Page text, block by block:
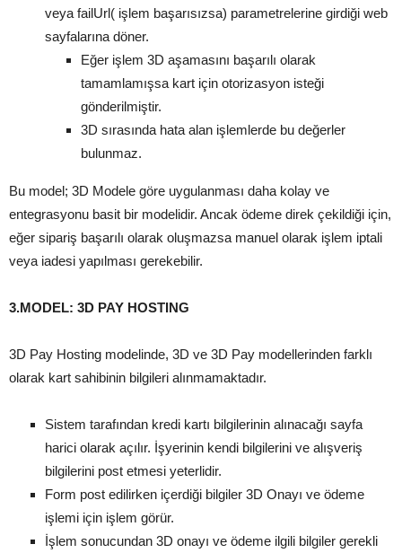
veya failUrl( işlem başarısızsa) parametrelerine girdiği web
sayfalarına döner.
Eğer işlem 3D aşamasını başarılı olarak
tamamlamışsa kart için otorizasyon isteği
gönderilmiştir.
3D sırasında hata alan işlemlerde bu değerler
bulunmaz.
Bu model; 3D Modele göre uygulanması daha kolay ve
entegrasyonu basit bir modelidir. Ancak ödeme direk çekildiği için,
eğer sipariş başarılı olarak oluşmazsa manuel olarak işlem iptali
veya iadesi yapılması gerekebilir.
3.MODEL: 3D PAY HOSTING
3D Pay Hosting modelinde, 3D ve 3D Pay modellerinden farklı
olarak kart sahibinin bilgileri alınmamaktadır.
Sistem tarafından kredi kartı bilgilerinin alınacağı sayfa
harici olarak açılır. İşyerinin kendi bilgilerini ve alışveriş
bilgilerini post etmesi yeterlidir.
Form post edilirken içerdiği bilgiler 3D Onayı ve ödeme
işlemi için işlem görür.
İşlem sonucundan 3D onayı ve ödeme ilgili bilgiler gerekli